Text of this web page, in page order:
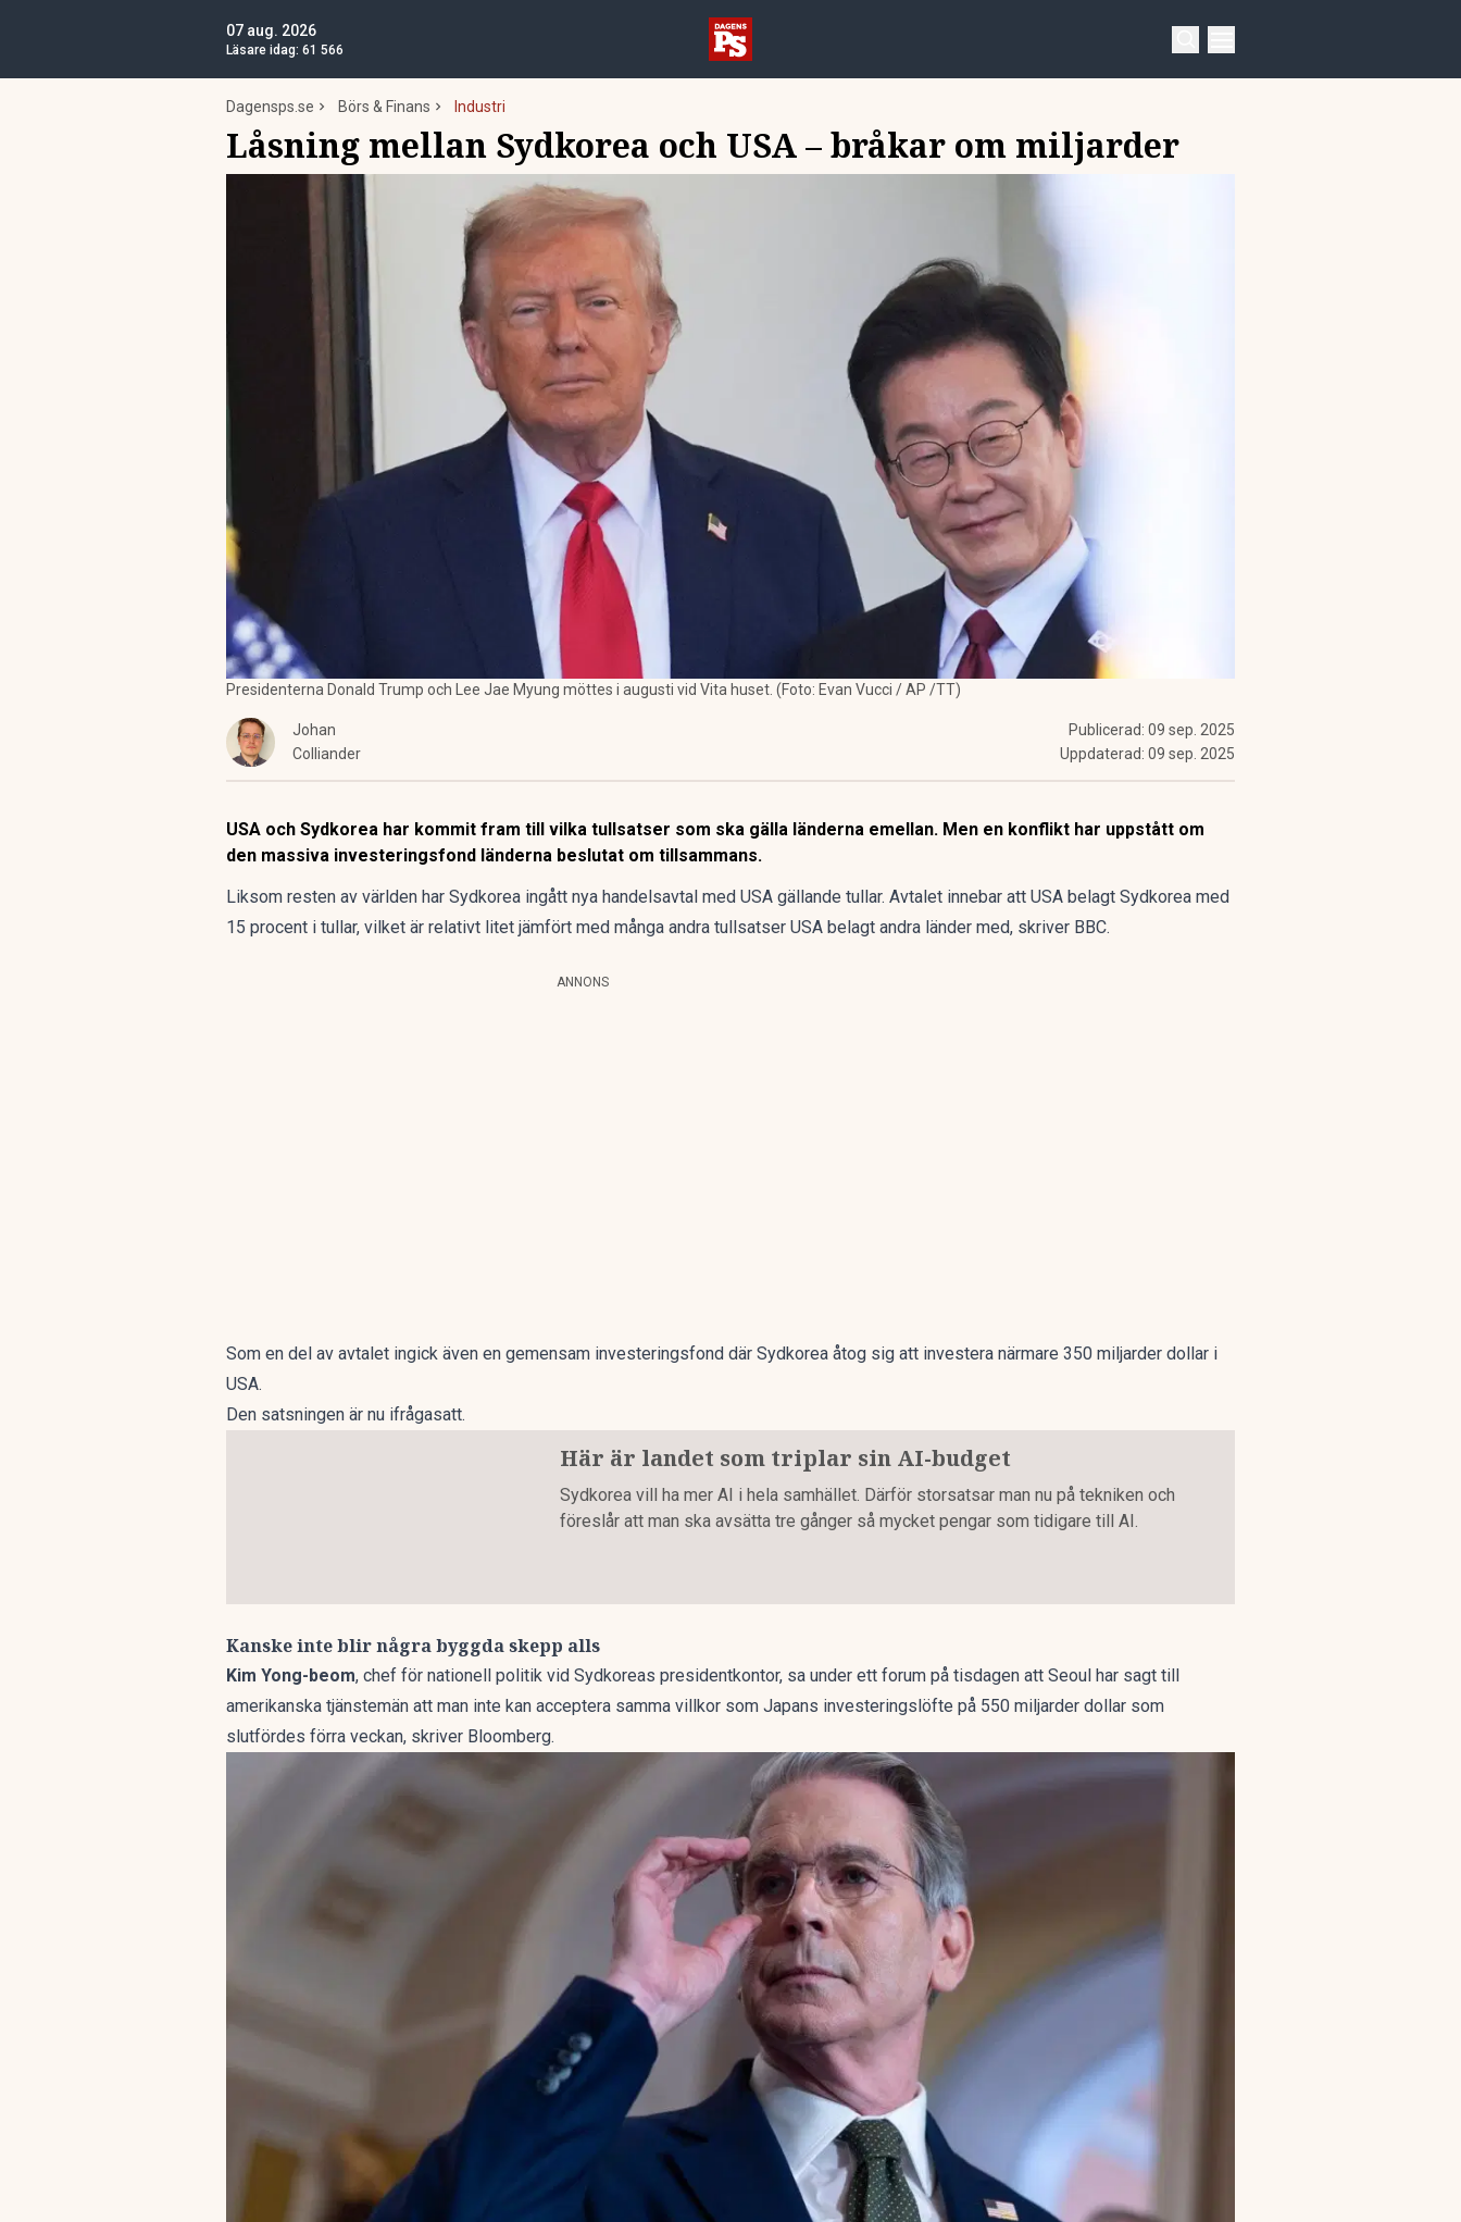
07 aug. 2026
Läsare idag: 61 566
Dagensps.se Börs & Finans Industri
Låsning mellan Sydkorea och USA – bråkar om miljarder
Presidenterna Donald Trump och Lee Jae Myung möttes i augusti vid Vita huset. (Foto: Evan Vucci / AP /TT)
Johan
Colliander
Publicerad: 09 sep. 2025
Uppdaterad: 09 sep. 2025
USA och Sydkorea har kommit fram till vilka tullsatser som ska gälla länderna emellan. Men en konflikt har uppstått om
den massiva investeringsfond länderna beslutat om tillsammans.
Liksom resten av världen har Sydkorea ingått nya handelsavtal med USA gällande tullar. Avtalet innebar att USA belagt Sydkorea med
15 procent i tullar, vilket är relativt litet jämfört med många andra tullsatser USA belagt andra länder med, skriver BBC.
ANNONS
Som en del av avtalet ingick även en gemensam investeringsfond där Sydkorea åtog sig att investera närmare 350 miljarder dollar i
USA.
Den satsningen är nu ifrågasatt.
Här är landet som triplar sin AI-budget
Sydkorea vill ha mer AI i hela samhället. Därför storsatsar man nu på tekniken och
föreslår att man ska avsätta tre gånger så mycket pengar som tidigare till AI.
Kanske inte blir några byggda skepp alls
Kim Yong-beom, chef för nationell politik vid Sydkoreas presidentkontor, sa under ett forum på tisdagen att Seoul har sagt till
amerikanska tjänstemän att man inte kan acceptera samma villkor som Japans investeringslöfte på 550 miljarder dollar som
slutfördes förra veckan, skriver Bloomberg.